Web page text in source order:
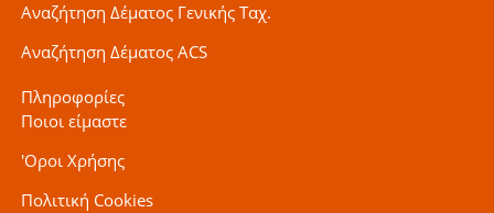
Αναζήτηση Δέματος Γενικής Ταχ.
Αναζήτηση Δέματος ACS
Πληροφορίες
Ποιοι είμαστε
'Οροι Χρήσης
Πολιτική Cookies